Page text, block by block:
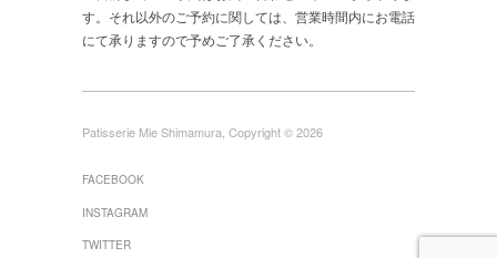
す。それ以外のご予約に関しては、営業時間内にお電話
にて承りますので予めご了承ください。
Patisserie Mie Shimamura, Copyright © 2026
FACEBOOK
INSTAGRAM
TWITTER